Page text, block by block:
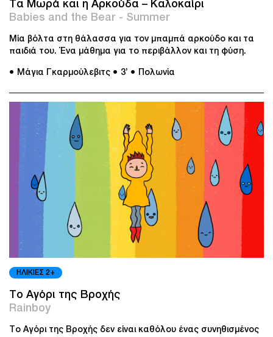
Τα Μωρά και η Αρκούδα – Καλοκαίρι
Babies and the Bear - Summer
Μία βόλτα στη θάλασσα για τον μπαμπά αρκούδο και τα
παιδιά του. Ένα μάθημα για το περιβάλλον και τη φύση.
● Μάγια Γκαρμούλεβιτς ● 3’ ● Πολωνία
ΗΛΙΚΙΕΣ 2+
Το Αγόρι της Βροχής
Rainboy
Το Αγόρι της Βροχής δεν είναι καθόλου ένας συνηθισμένος